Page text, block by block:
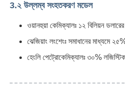
3.২ উল্লম্ব সংহতকরণ মডেল
ওয়ানহুয়া কেমিক্যালঃ ১২ বিলিয়ন
ঝেজিয়াং লংশেংঃ সমাধানের মাধ্যমে
হেংলি পেট্রোকেমিক্যালঃ ৩০%